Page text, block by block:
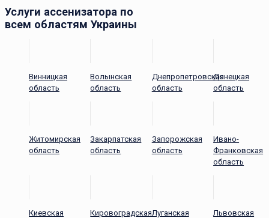
Услуги ассенизатора по
всем областям Украины
Винницкая
область
Волынская
область
Днепропетровская
область
Донецкая
область
Житомирская
область
Закарпатская
область
Запорожская
область
Ивано-
Франковская
область
Киевская
КировоградскаяЛуганская
Львовская